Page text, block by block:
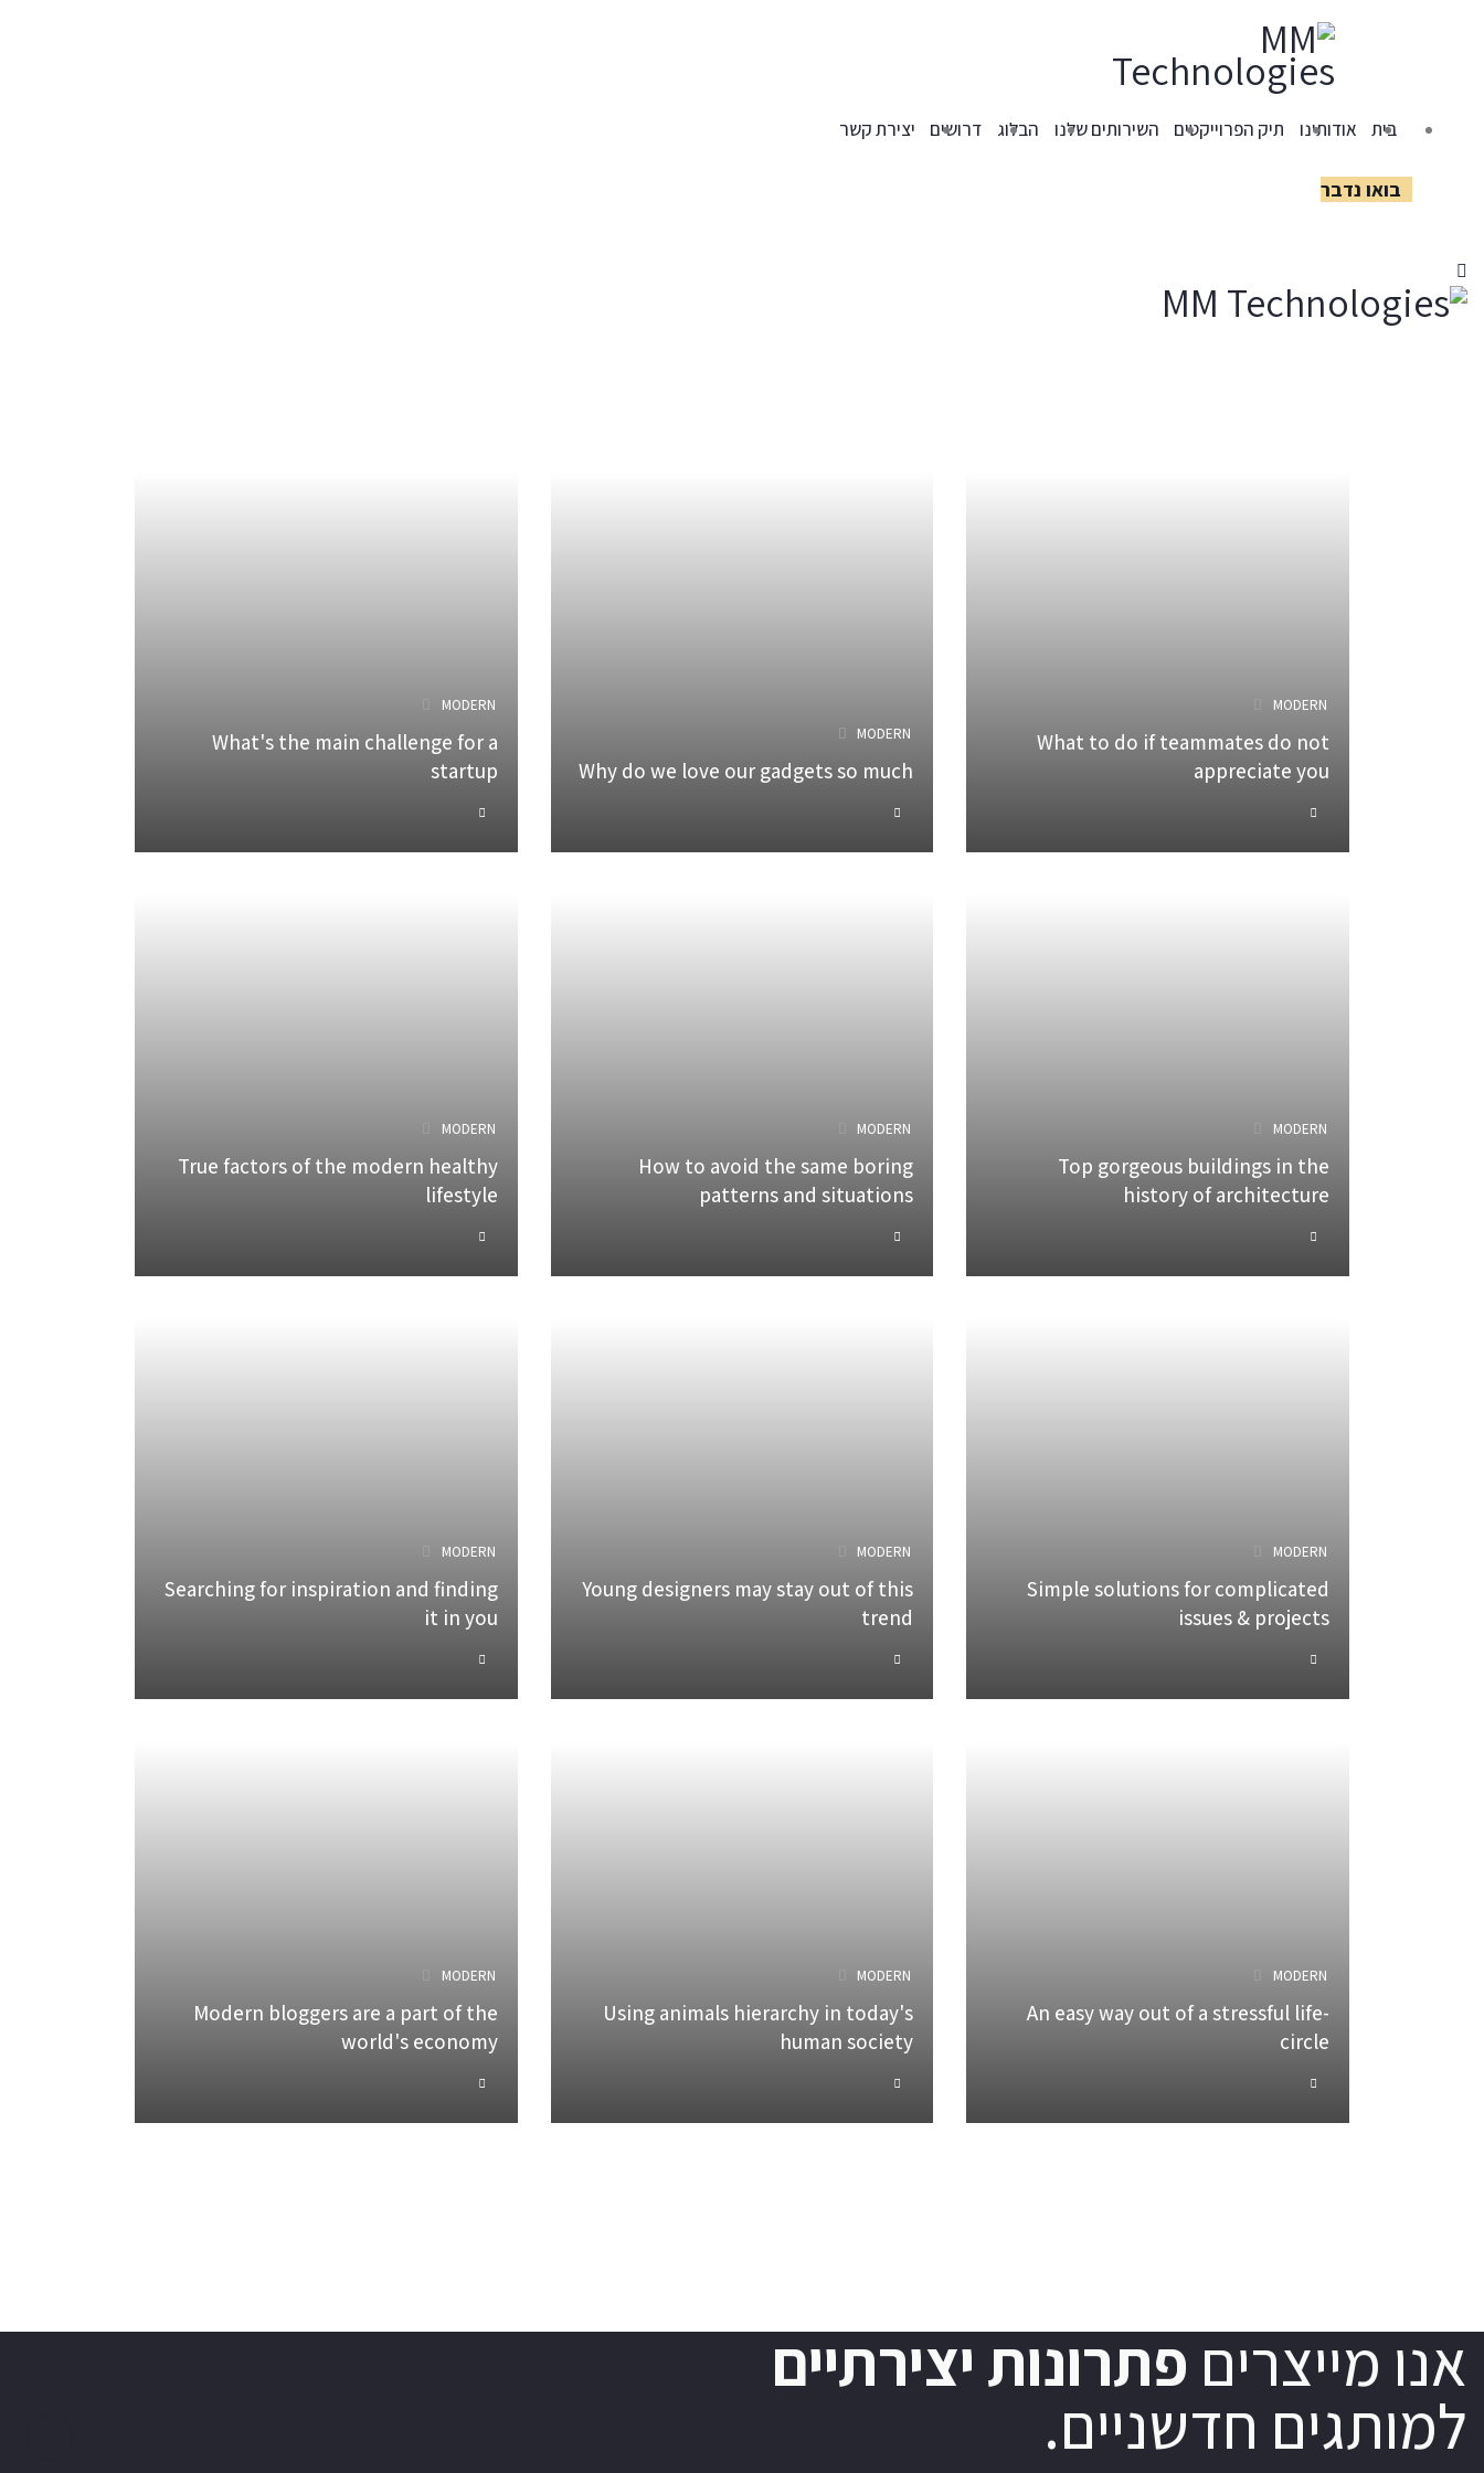
בית אודותינו תיק הפרוייקטים השירותים שלנו הבלוג דרושים יצירת קשר
בואו נדבר
MODERN
What to do if teammates do not
appreciate you
MODERN
Why do we love our gadgets so much
MODERN
What's the main challenge for a
startup
MODERN
Top gorgeous buildings in the
history of architecture
MODERN
How to avoid the same boring
patterns and situations
MODERN
True factors of the modern healthy
lifestyle
MODERN
Simple solutions for complicated
issues & projects
MODERN
Young designers may stay out of this
trend
MODERN
Searching for inspiration and finding
it in you
MODERN
An easy way out of a stressful life-
circle
MODERN
Using animals hierarchy in today's
human society
MODERN
Modern bloggers are a part of the
world's economy
אנו מייצרים פתרונות יצירתיים
למותגים חדשניים.